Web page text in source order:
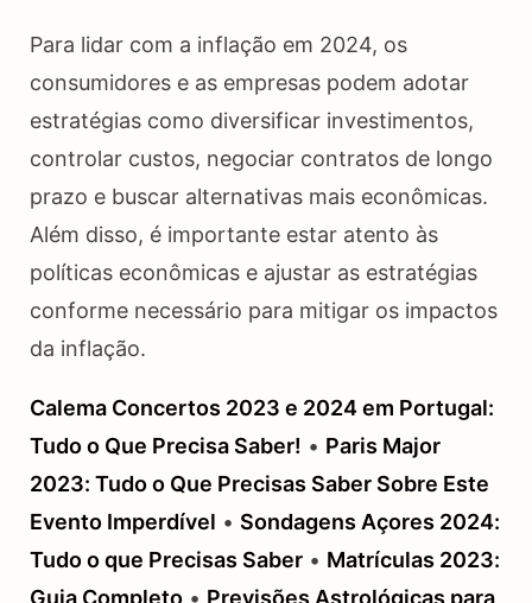
Para lidar com a inflação em 2024, os
consumidores e as empresas podem adotar
estratégias como diversificar investimentos,
controlar custos, negociar contratos de longo
prazo e buscar alternativas mais econômicas.
Além disso, é importante estar atento às
políticas econômicas e ajustar as estratégias
conforme necessário para mitigar os impactos
da inflação.
Calema Concertos 2023 e 2024 em Portugal:
Tudo o Que Precisa Saber! • Paris Major
2023: Tudo o Que Precisas Saber Sobre Este
Evento Imperdível • Sondagens Açores 2024:
Tudo o que Precisas Saber • Matrículas 2023:
Guia Completo • Previsões Astrológicas para